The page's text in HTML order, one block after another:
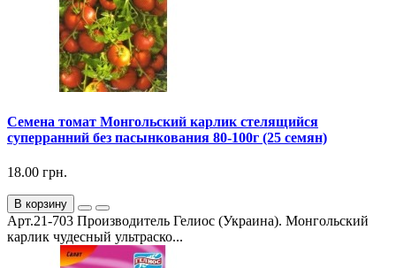
Семена томат Монгольский карлик стелящийся
суперранний без пасынкования 80-100г (25 семян)
18.00 грн.
В корзину
Арт.21-703 Производитель Гелиос (Украина). Монгольский
карлик чудесный ультраско...